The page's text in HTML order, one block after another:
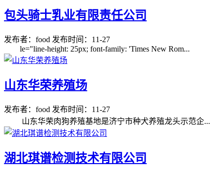
包头骑士乳业有限责任公司
发布者：food 发布时间：11-27
le="line-height: 25px; font-family: 'Times New Rom...
山东华荣养殖场
发布者：food 发布时间：11-27
山东华荣肉狗养殖基地是济宁市种犬养殖龙头示范企...
湖北琪谱检测技术有限公司